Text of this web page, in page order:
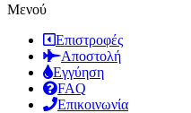
Μενού
Επιστροφές
Αποστολή
Εγγύηση
FAQ
Επικοινωνία